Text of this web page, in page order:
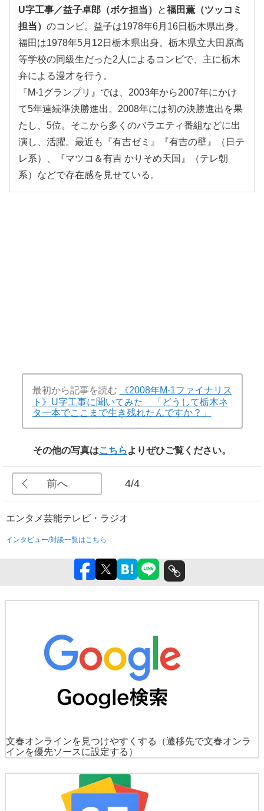
U字工事／益子卓郎（ボケ担当） と福田薫（ツッコミ
担当） のコンビ。益子は1978年6月16日栃木県出身。
福田は1978年5月12日栃木県出身。栃木県立大田原高
等学校の同級生だった2人によるコンビで、主に栃木
弁による漫才を行う。
『M-1グランプリ』では、2003年から2007年にかけ
て5年連続準決勝進出。2008年には初の決勝進出を果
たし、5位。そこから多くのバラエティ番組などに出
演し、活躍。最近も『有吉ゼミ』『有吉の壁』（日テ
レ系）、『マツコ＆有吉 かりそめ天国』（テレ朝
系）などで存在感を見せている。
最初から記事を読む
《2008年M-1ファイナリス
ト》U字工事に聞いてみた 「どうして栃木ネ
タ一本でここまで生き残れたんですか？」
その他の写真はこちら よりぜひご覧ください。
前へ 4/4
エンタメ芸能テレビ・ラジオ
インタビュー/対談一覧はこちら
文春オンラインを見つけやすくする
（遷移先で文春オンラ
インを優先ソースに設定する）